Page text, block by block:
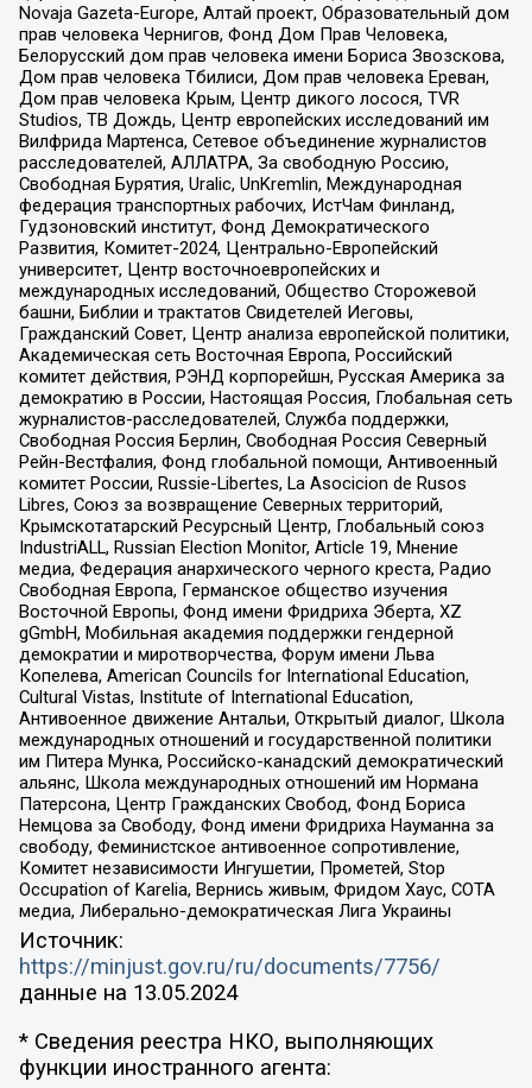
Novaja Gazeta-Europe, Алтай проект, Образовательный дом
прав человека Чернигов, Фонд Дом Прав Человека,
Белорусский дом прав человека имени Бориса Звозскова,
Дом прав человека Тбилиси, Дом прав человека Ереван,
Дом прав человека Крым, Центр дикого лосося, TVR
Studios, ТВ Дождь, Центр европейских исследований им
Вилфрида Мартенса, Сетевое объединение журналистов
расследователей, АЛЛАТРА, За свободную Россию,
Свободная Бурятия, Uralic, UnKremlin, Международная
федерация транспортных рабочих, ИстЧам Финланд,
Гудзоновский институт, Фонд Демократического
Развития, Комитет-2024, Центрально-Европейский
университет, Центр восточноевропейских и
международных исследований, Общество Сторожевой
башни, Библии и трактатов Свидетелей Иеговы,
Гражданский Совет, Центр анализа европейской политики,
Академическая сеть Восточная Европа, Российский
комитет действия, РЭНД корпорейшн, Русская Америка за
демократию в России, Настоящая Россия, Глобальная сеть
журналистов-расследователей, Служба поддержки,
Свободная Россия Берлин, Свободная Россия Северный
Рейн-Вестфалия, Фонд глобальной помощи, Антивоенный
комитет России, Russie-Libertes, La Asocicion de Rusos
Libres, Союз за возвращение Северных территорий,
Крымскотатарский Ресурсный Центр, Глобальный союз
IndustriALL, Russian Election Monitor, Article 19, Мнение
медиа, Федерация анархического черного креста, Радио
Свободная Европа, Германское общество изучения
Восточной Европы, Фонд имени Фридриха Эберта, XZ
gGmbH, Мобильная академия поддержки гендерной
демократии и миротворчества, Форум имени Льва
Копелева, American Councils for International Education,
Cultural Vistas, Institute of International Education,
Антивоенное движение Антальи, Открытый диалог, Школа
международных отношений и государственной политики
им Питера Мунка, Российско-канадский демократический
альянс, Школа международных отношений им Нормана
Патерсона, Центр Гражданских Свобод, Фонд Бориса
Немцова за Свободу, Фонд имени Фридриха Науманна за
свободу, Феминистское антивоенное сопротивление,
Комитет независимости Ингушетии, Прометей, Stop
Occupation of Karelia, Вернись живым, Фридом Хаус, СОТА
медиа, Либерально-демократическая Лига Украины
Источник:
https://minjust.gov.ru/ru/documents/7756/
данные на 13.05.2024
* Сведения реестра НКО, выполняющих
функции иностранного агента: